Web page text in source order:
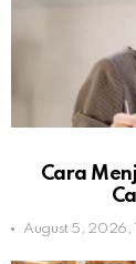
Cara
August 5, 2026,